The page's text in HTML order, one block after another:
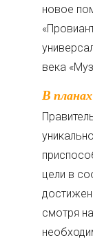
новое
века
В планах Музея и городского
цели в
смотря